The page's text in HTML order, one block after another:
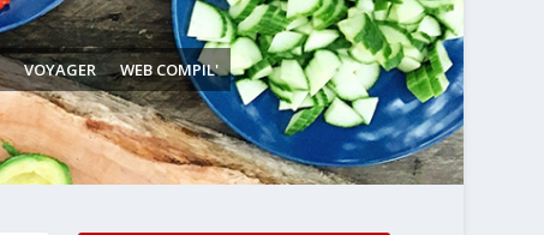
VOYAGER WEB COMPIL'